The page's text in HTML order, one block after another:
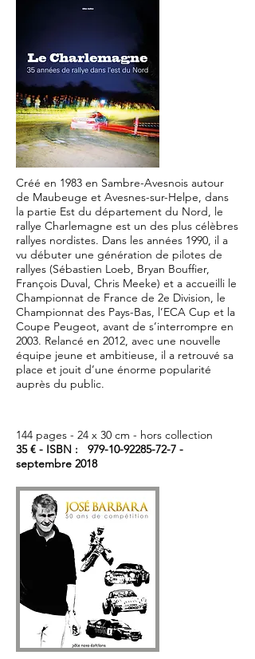
Créé en 1983 en Sambre-Avesnois autour
de Maubeuge et Avesnes-sur-Helpe, dans
la partie Est du département du Nord, le
rallye Charlemagne est un des plus célèbres
rallyes nordistes. Dans les années 1990, il a
vu débuter une génération de pilotes de
rallyes (Sébastien Loeb, Bryan Bouffier,
François Duval, Chris Meeke) et a accueilli le
Championnat de France de 2e Division, le
Championnat des Pays-Bas, l’ECA Cup et la
Coupe Peugeot, avant de s’interrompre en
2003. Relancé en 2012, avec une nouvelle
équipe jeune et ambitieuse, il a retrouvé sa
place et jouit d’une énorme popularité
auprès du public.
144 pages - 24 x 30 cm - hors collection
35 € - ISBN : 979-10-92285-72-7 -
septembre 2018